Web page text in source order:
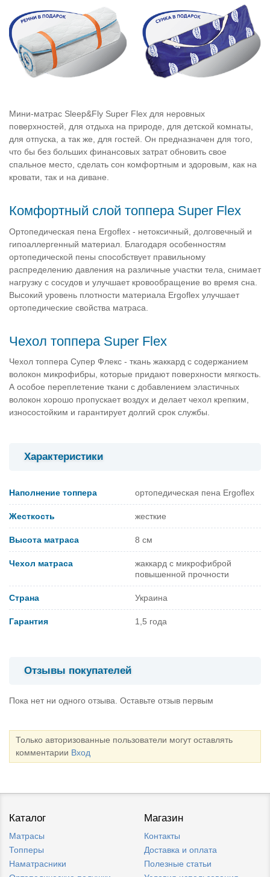
Мини-матрас Sleep&Fly Super Flex для неровных
поверхностей, для отдыха на природе, для детской комнаты,
для отпуска, а так же, для гостей. Он предназначен для того,
что бы без больших финансовых затрат обновить свое
спальное место, сделать сон комфортным и здоровым, как на
кровати, так и на диване.
Комфортный слой топпера Super Flex
Ортопедическая пена Ergoflex - нетоксичный, долговечный и
гипоаллергенный материал. Благодаря особенностям
ортопедической пены способствует правильному
распределению давления на различные участки тела, снимает
нагрузку с сосудов и улучшает кровообращение во время сна.
Высокий уровень плотности материала Ergoflex улучшает
ортопедические свойства матраса.
Чехол топпера Super Flex
Чехол топпера Супер Флекс - ткань жаккард с содержанием
волокон микрофибры, которые придают поверхности мягкость.
А особое переплетение ткани с добавлением эластичных
волокон хорошо пропускает воздух и делает чехол крепким,
износостойким и гарантирует долгий срок службы.
Характеристики
Наполнение топпера ортопедическая пена Ergoflex
Жесткость жесткие
Высота матраса 8 см
Чехол матраса
жаккард с микрофиброй
повышенной прочности
Страна Украина
Гарантия 1,5 года
Отзывы покупателей
Пока нет ни одного отзыва. Оставьте отзыв первым
Только авторизованные пользователи могут оставлять
комментарии Вход
Каталог
Матрасы
Топперы
Наматрасники
Магазин
Контакты
Доставка и оплата
Полезные статьи